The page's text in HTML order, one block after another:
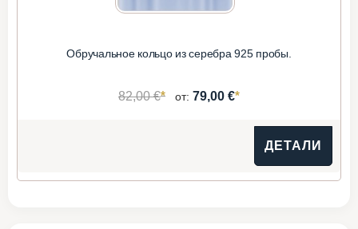
Обручальное кольцо из серебра 925 пробы.
82,00 €* от: 79,00 €*
ДЕТАЛИ